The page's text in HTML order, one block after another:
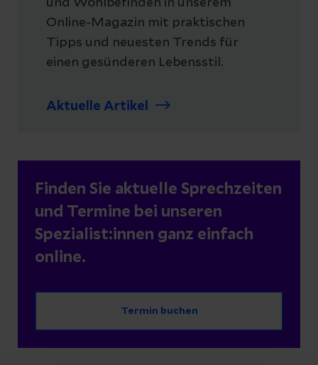
und Wohlbefinden in unserem
Online-Magazin mit praktischen
Tipps und neuesten Trends für
einen gesünderen Lebensstil.
Aktuelle Artikel
Finden Sie aktuelle Sprechzeiten
und Termine bei unseren
Spezialist:innen ganz einfach
online.
Termin buchen